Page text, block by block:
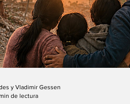
y Vladimir Gessen
de lectura